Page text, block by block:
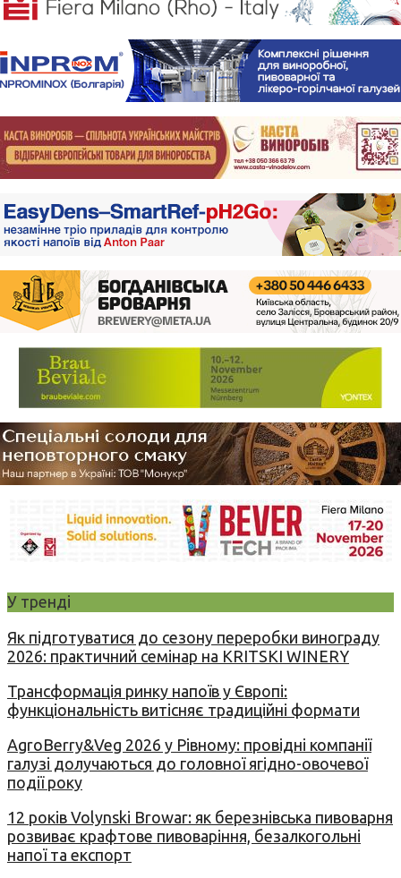
У тренді
Як підготуватися до сезону переробки винограду
2026: практичний семінар на KRITSKI WINERY
Трансформація ринку напоїв у Європі:
функціональність витісняє традиційні формати
AgroBerry&Veg 2026 у Рівному: провідні компанії
галузі долучаються до головної ягідно-овочевої
події року
12 років Volynski Browar: як березнівська пивоварня
розвиває крафтове пивоваріння, безалкогольні
напої та експорт